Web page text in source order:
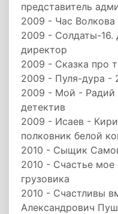
представитель
2009 - Час
2009 - Солдаты-16.
директор
2009 - Сказка про
2009 - Пуля-дура -
2009 - Мой - Радий
детектив
2009 - Исаев -
полковник белой
2010 - Сыщик
2010 - Счастье
грузовика
2010 - Счастливы
Александрович